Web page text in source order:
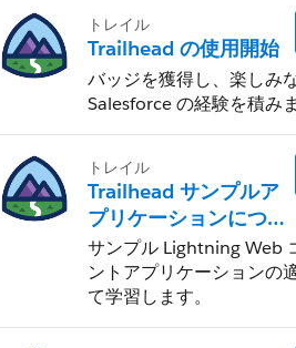
トレイル
Trailhead の使用開始
バッジを獲得し、楽しみ
Salesforce の経験を積み
トレイル
Trailhead サンプルア
プリケーションにつ
いて知る
サンプル Lightning Web
ントアプリケーションの
て学習します。